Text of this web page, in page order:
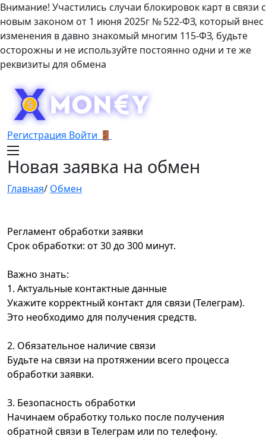
Внимание! Участились случаи блокировок карт в связи с
новым законом от 1 июня 2025г № 522-ФЗ, который внес
изменения в давно знакомый многим 115-ФЗ, будьте
осторожны и не используйте постоянно одни и те же
реквизиты для обмена
Регистрация Войти 🚪
Новая заявка на обмен
Главная/ Обмен
Регламент обработки заявки
Срок обработки: от 30 до 300 минут.
Важно знать:
1. Актуальные контактные данные
Укажите корректный контакт для связи (Телеграм).
Это необходимо для получения средств.
2. Обязательное наличие связи
Будьте на связи на протяжении всего процесса
обработки заявки.
3. Безопасность обработки
Начинаем обработку только после получения
обратной связи в Телеграм или по телефону.